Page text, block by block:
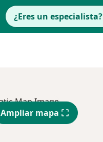
¿Eres un especialista?
Ampliar mapa